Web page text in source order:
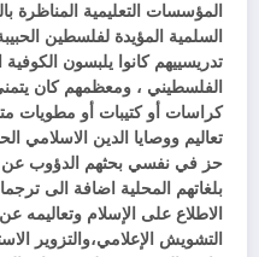
المؤسسات التعليمية المناظرة
السلمية المؤيدة لفلسطين
تدريسييهم كانوا يلبسون الكوفية
الفلسطيني ، ومعظمهم كان
كراسات أو كتيبات أو مطويات
تعاليم ووصايا الدين الاسلامي
حز في نفسي بحثهم الدؤوب عن
بلغاتهم المحلية اضافة الى
الاطلاع على الإسلام وتعاليمه
التشويش الإعلامي،والتزوير